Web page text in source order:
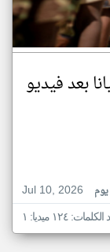
بعد فيديو
Jul 10, 2026
١٢٤ ميديا: ١